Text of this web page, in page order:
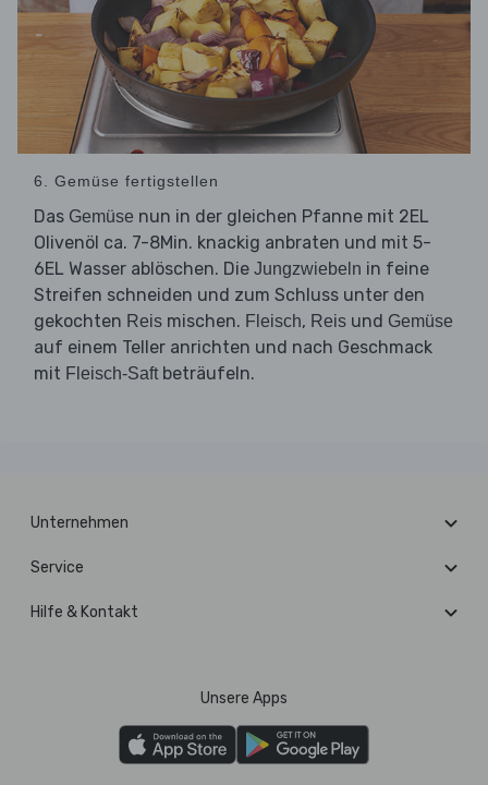
6. Gemüse fertigstellen
Das Gemüse nun in der gleichen Pfanne mit 2EL
Olivenöl ca. 7-8Min. knackig anbraten und mit 5-
6EL Wasser ablöschen. Die Jungzwiebeln in feine
Streifen schneiden und zum Schluss unter den
gekochten Reis mischen. Fleisch, Reis und Gemüse
auf einem Teller anrichten und nach Geschmack
mit Fleisch-Saftbeträufeln.
Unternehmen
Service
Hilfe & Kontakt
Unsere Apps